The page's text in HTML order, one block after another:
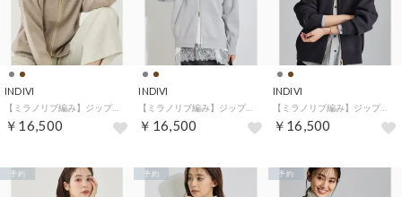
INDIVI
￥16,500
INDIVI
￥16,500
INDIVI
【ミラノリブ編み】ジップニットブルゾン （チャコールグレー(014)）
￥16,500
予約 予約 予約